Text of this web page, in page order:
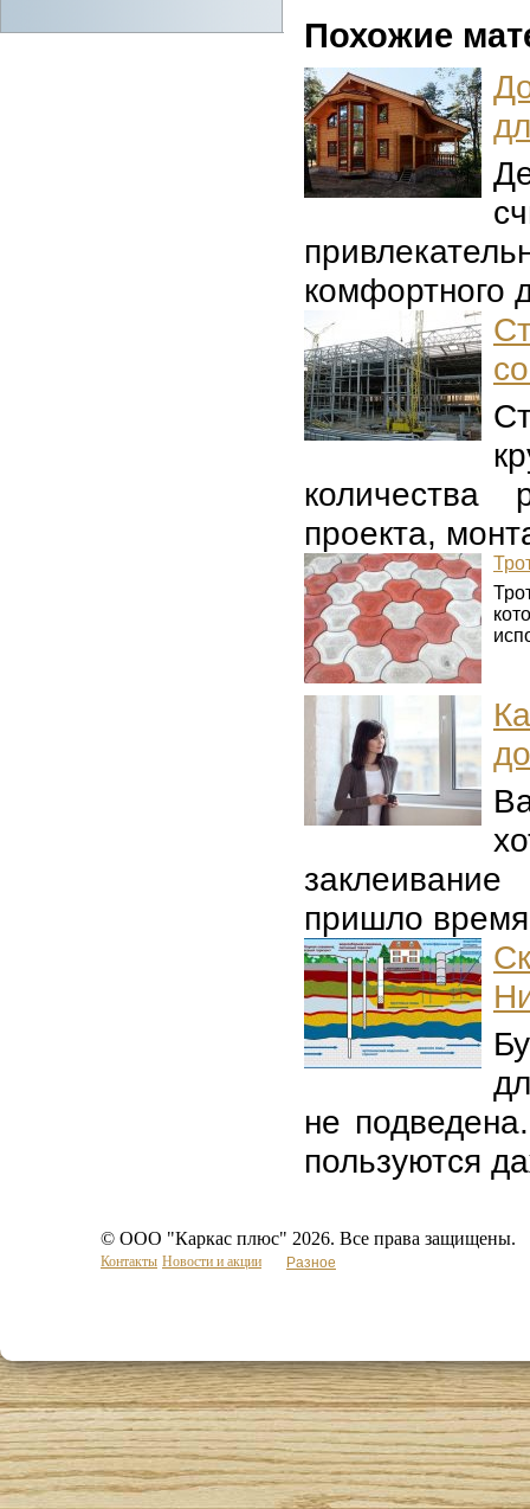
Похожие
комфортного
количества
проекта,
пришло
не
пользуются
© ООО "Каркас плюс" 2026. Все права защищены.
Контакты Новости и акции Разное